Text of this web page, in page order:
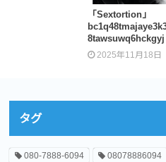
「Sextortion」
8tawsuwq6hckgyj
2025年11月18日
タグ
080-7888-6094 08078886094